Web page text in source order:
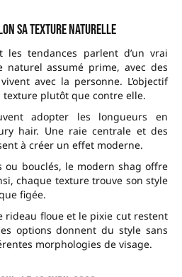
sa texture naturelle
les tendances parlent d’un vrai
naturel assumé prime, avec des
avec la personne. L’objectif
texture plutôt que contre elle.
adopter les longueurs en
hair. Une raie centrale et des
à créer un effet moderne.
ou bouclés, le modern shag offre
chaque texture trouve son style
figée.
rideau floue et le pixie cut restent
options donnent du style sans
morphologies de visage.